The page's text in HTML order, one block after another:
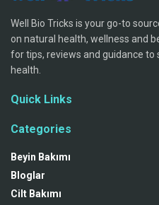
Well Bio Tricks is your go-to
on natural health, wellness and
for tips, reviews and guidance
health.
Quick Links
Categories
Beyin Bakımı
Bloglar
Cilt Bakımı